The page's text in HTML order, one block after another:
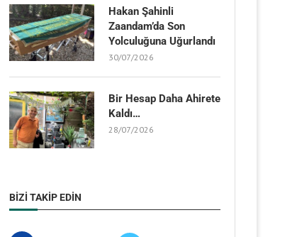
Hakan Şahinli
Zaandam’da Son
Yolculuğuna Uğurlandı
30/07/2026
Bir Hesap Daha Ahirete
Kaldı…
28/07/2026
BIZI TAKIP EDIN